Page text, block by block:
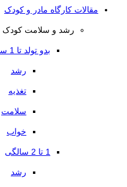
مقالات کارگاه مادر و کودک
رشد و سلامت کودک
بدو تولد تا 1 سالگی
رشد
تغذیه
سلامت
خواب
1 تا 2 سالگی
رشد